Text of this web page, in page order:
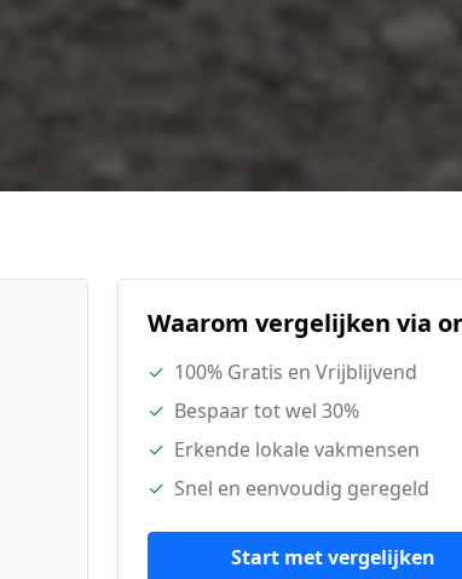
Waarom vergelijken via
✓ 100% Gratis en Vrijblijvend
✓ Bespaar tot wel 30%
✓ Erkende lokale vakmensen
✓ Snel en eenvoudig geregeld
Start met vergelijken